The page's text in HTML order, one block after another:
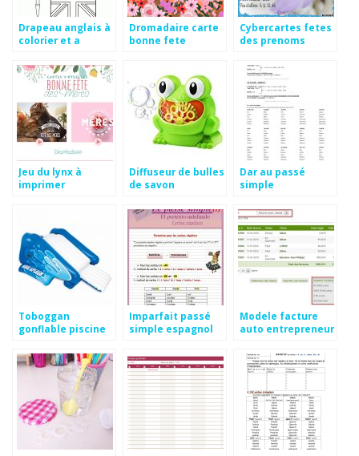
Drapeau anglais à
colorier et a
Dromadaire carte
bonne fete
Cybercartes fetes
des prenoms
Jeu du lynx à
imprimer
Diffuseur de bulles
de savon
Dar au passé
simple
Toboggan
gonflable piscine
Imparfait passé
simple espagnol
Modele facture
auto entrepreneur